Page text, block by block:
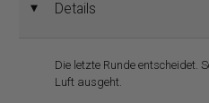
◄ Details
Die letzte Runde entscheidet.
Luft ausgeht.